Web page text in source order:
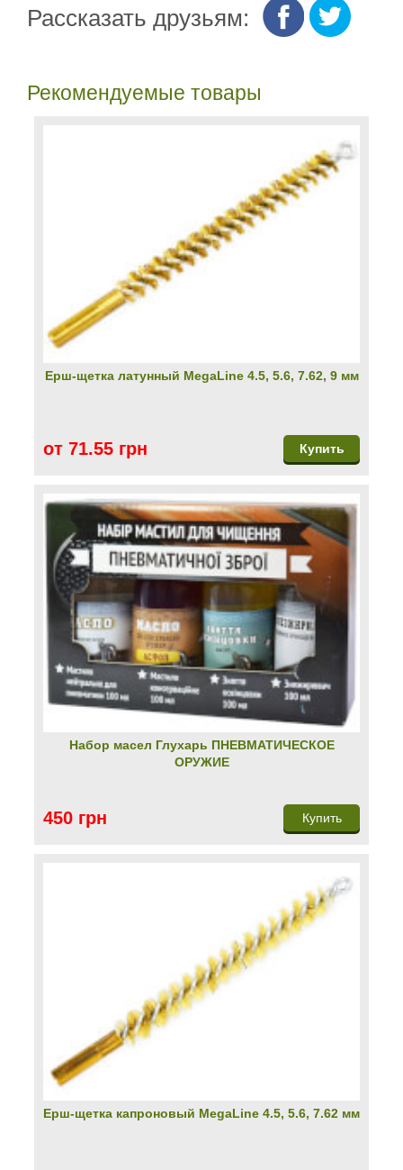
Рассказать друзьям:
Рекомендуемые товары
Ерш-щетка латунный MegaLine 4.5, 5.6, 7.62, 9 мм
от 71.55 грн Купить
Набор масел Глухарь ПНЕВМАТИЧЕСКОЕ
ОРУЖИЕ
450 грн Купить
Ерш-щетка капроновый MegaLine 4.5, 5.6, 7.62 мм